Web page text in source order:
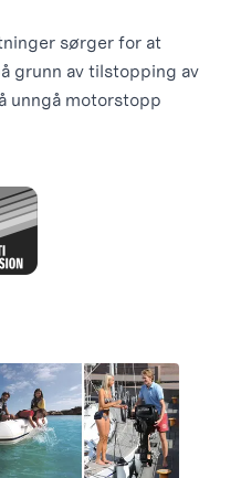
sørger for at
grunn av tilstopping av
unngå motorstopp